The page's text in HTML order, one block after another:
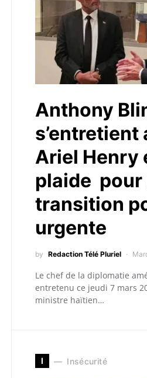
Anthony
s’entretient
Ariel Henry
plaide pour
transition
urgente
by Redaction Télé Pluriel
Le chef de la diplomatie
entretenu ce jeudi 7 mars
ministre haïtien…
I Insécurité